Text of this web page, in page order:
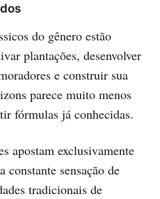
do gênero estão
plantações, desenvolver
e construir sua
parece muito menos
fórmulas já conhecidas.
apostam exclusivamente
sensação de
tradicionais de